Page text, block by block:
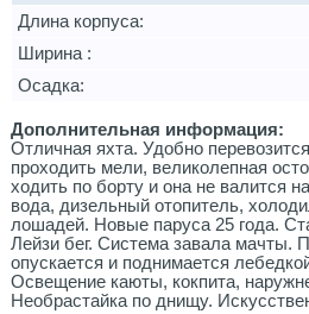
Длина корпуса:
Ширина :
Осадка:
Дополнительная информация:
Отличная яхта. Удобно
проходить мели, великолепная
ходить по борту и она не валится
вода, дизельный отопитель,
лошадей. Новые паруса 25 года.
Лейзи бег. Система завала мачты.
опускается и поднимается
Освещение каюты, кокпита,
Необрастайка по днищу.